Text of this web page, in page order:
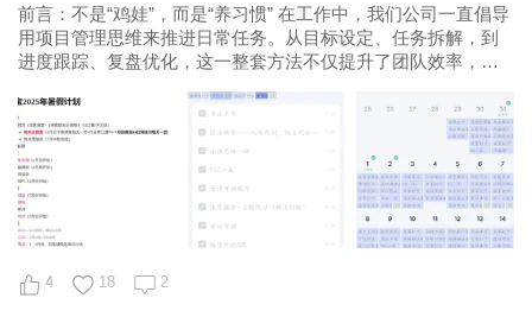
前言：不是“鸡娃”，而是“养习惯” 在工作中，我们公司一直倡导
用项目管理思维来推进日常任务。从目标设定、任务拆解，到
进度跟踪、复盘优化，这一整套方法不仅提升了团队效率，也
4 18 2